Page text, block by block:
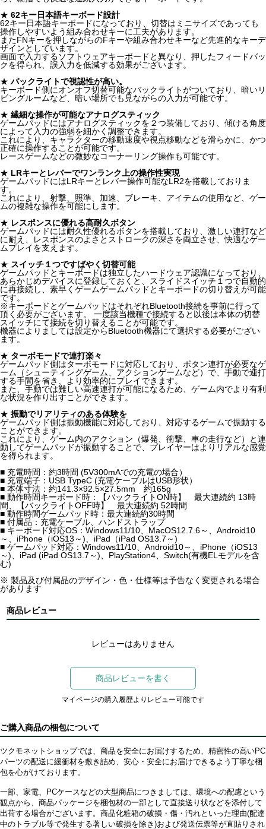
★ 62キー日本語キーボード設計
62キー日本語キーボードになっており、切替はミニサイズであっても
操作しやすいよう組み合わせキーに工夫があります。
またFNキーを押しながらのFキーや組み合わせキーなど先進的なキーデ
ザインとしています。
画面で入力するソフトウェアキーボードと異なり、押したフィードバッ
クを得られ、誤入力を低減する効果がございます。
★ バックライトで視認性が高い。
キーボード側にオンオフ切替可能なバックライトがついており、暗いリ
ビングルームなど、暗い場所でも見ながらの入力が可能です。
★ 繊細な操作が可能なアナログスティック
ゲームパッドにはアナログスティックを２つ装備しており、傾ける角度
によって入力の強弱を細かく調整できます。
これにより、キャラクターの移動速度や視点移動などを滑らかに、かつ
正確に操作することが可能です。
レースゲームなどの微妙なコーナーリング操作も可能です。
★ LRキーとレバーでワンランク上の操作性実現
ゲームパッドにはLRキーとレバー操作可能なLR2を搭載しておりま
す。
これにより、射撃、照準、加速、ブレーキ、アイテムの使用など、ゲー
ムの複雑な操作を可能にします。
★ レスポンスに優れる高耐久ボタン
ゲームパッドには耐久性優れるボタンを搭載しており、激しい連打など
に耐え、レスポンスのよさとストロークの深さを両立させ、快適なゲー
ムプレイを支えます。
★ スイッチ１つですばやく切替可能
ゲームパッドとキーボードは独立したハードウェア認識になっており、
あらかじめデバイスに登録しておくと、スライドスイッチ１つで自動的
に再接続し、素早くゲームゲームパッドとキーボードの切り替えが可能
です。
※キーボードとゲームパッドはそれぞれBluetooth接続を事前に行って
頂く必要がございます。 一度該当機種で接続すると以後は本体の切替
スイッチにて接続を切り替えることが可能です。
機器によりましては設定からBluetooth機器にて選択する必要がござい
ます。
★ ターボモードで連打楽々
ゲームパッド側はターボモードに対応しており、ボタン連打が必要なゲ
ーム（シューティングゲーム、アクションゲームなど）で、手動で連打
する手間を省き、より効率的にプレイできます。
また、手動では難しい高速連打が可能になるため、ゲーム内でより有利
な状況を作り出すことができます。
★ 振動でリアリティのある体験を
ゲームパッド側は振動機能に対応しており、対応するゲームで振動する
ことができます。
これにより、ゲーム内のアクション（爆発、衝撃、車の走行など）と連
動してゲームパッドが振動することで、プレイヤーはよりリアルな感覚
を得られます。
■ 充電時間：約3時間 (5V300mAでの充電の場合）
■ 充電端子：USB TypeC (充電ケーブルはUSB形状）
■ 本体寸法：約141.3×92.5×27.5mm 約165g
■ 動作時間キーボード時：【バックライトON時】 最大連続約 13時
間、【バックライトOFF時】 最大連続約 52時間
■ 動作時間ゲームパッド時：最大連続約30時間
■ 付属品：充電ケーブル、ハンドストラップ
■ キーボード対応OS：Windows11/10、MacOS12.7.6～、Android10
～、iPhone（iOS13～)、iPad（iPad OS13.7～)
■ ゲームパッド対応：Windows11/10、Android10～、iPhone（iOS13
～)、iPad (iPad OS13.7～)、PlayStation4、Switch(有機ELモデルを含
む)
※ 製品及び付属品のデザイン・色・仕様等は予告なく変更される場合
があります
商品レビュー
レビューはありません
商品レビューを書く
マイページの購入履歴よりレビュー可能です
ご購入商品の梱包について
ツクモネットショップでは、商品を安全にお届けするため、精密性の高いPC
パーツの配送に緩衝材を敷き詰め、安心・安全にお届けできるよう丁寧な梱
包を心がけております。
一部、家電、PCケースなどの大型商品につきましては、環境への配慮という
観点から、商品パッケージを梱包材の一部として直接送り状などを添付して
出荷する場合がございます。商品化粧箱の破損・傷・汚れといった理由(配達
中のトラブル等で発生する著しい破損を除き)および発送伝票等が直貼りされ